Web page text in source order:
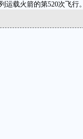
载火箭的第520次飞行。